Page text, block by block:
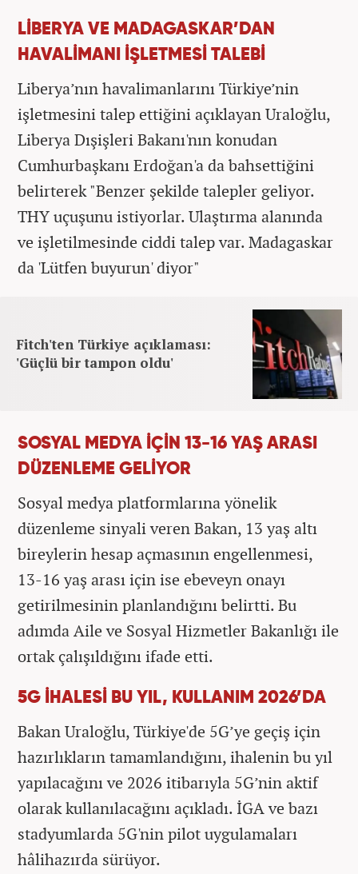
LİBERYA VE MADAGASKAR’DAN
HAVALİMANI İŞLETMESİ TALEBİ
Liberya’nın havalimanlarını Türkiye’nin
işletmesini talep ettiğini açıklayan Uraloğlu,
Liberya Dışişleri Bakanı'nın konudan
Cumhurbaşkanı Erdoğan'a da bahsettiğini
belirterek "Benzer şekilde talepler geliyor.
THY uçuşunu istiyorlar. Ulaştırma alanında
ve işletilmesinde ciddi talep var. Madagaskar
da 'Lütfen buyurun' diyor"
Fitch'ten Türkiye açıklaması:
'Güçlü bir tampon oldu'
SOSYAL MEDYA İÇİN 13-16 YAŞ ARASI
DÜZENLEME GELİYOR
Sosyal medya platformlarına yönelik
düzenleme sinyali veren Bakan, 13 yaş altı
bireylerin hesap açmasının engellenmesi,
13-16 yaş arası için ise ebeveyn onayı
getirilmesinin planlandığını belirtti. Bu
adımda Aile ve Sosyal Hizmetler Bakanlığı ile
ortak çalışıldığını ifade etti.
5G İHALESİ BU YIL, KULLANIM 2026’DA
Bakan Uraloğlu, Türkiye'de 5G’ye geçiş için
hazırlıkların tamamlandığını, ihalenin bu yıl
yapılacağını ve 2026 itibarıyla 5G’nin aktif
olarak kullanılacağını açıkladı. İGA ve bazı
stadyumlarda 5G'nin pilot uygulamaları
hâlihazırda sürüyor.